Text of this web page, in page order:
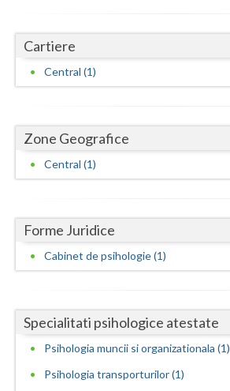
Harghita
Hunedoara
Ilfov
Mehedinti
Neamt
Olt
Prahova
Cartiere
Central (1)
Zone Geografice
Central (1)
Forme Juridice
Cabinet de psihologie (1)
Specialitati psihologice atestate
Psihologia muncii si organizationala (1)
Psihologia transporturilor (1)